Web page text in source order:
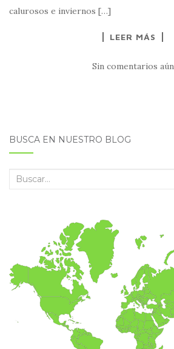
calurosos e inviernos […]
LEER MÁS
Sin comentarios aún
BUSCA EN NUESTRO BLOG
Buscar: